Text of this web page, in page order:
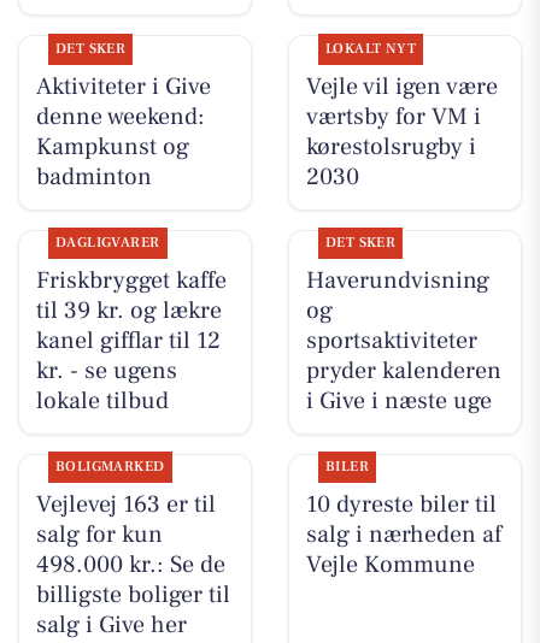
DET SKER
Aktiviteter i Give
denne weekend:
Kampkunst og
badminton
LOKALT NYT
Vejle vil igen være
værtsby for VM i
kørestolsrugby i
2030
DAGLIGVARER
Friskbrygget kaffe
til 39 kr. og lækre
kanel gifflar til 12
kr. - se ugens
lokale tilbud
DET SKER
Haverundvisning
og
sportsaktiviteter
pryder kalenderen
i Give i næste uge
BOLIGMARKED
Vejlevej 163 er til
salg for kun
498.000 kr.: Se de
billigste boliger til
salg i Give her
BILER
10 dyreste biler til
salg i nærheden af
Vejle Kommune